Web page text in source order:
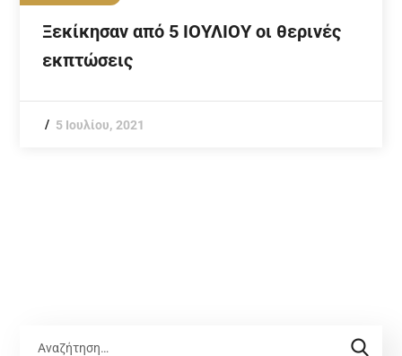
Ξεκίκησαν από 5 ΙΟΥΛΙΟΥ οι θερινές
εκπτώσεις
5 Ιουλίου, 2021